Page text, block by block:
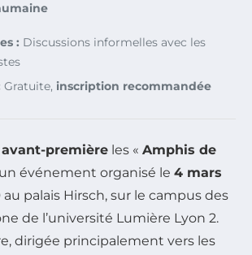
: Discussions informelles avec les
Gratuite, inscription recommandée
première les « Amphis de
un événement organisé le 4 mars
au palais Hirsch, sur le campus des
de l’université Lumière Lyon 2.
dirigée principalement vers les